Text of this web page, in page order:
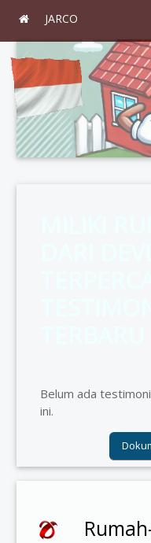
JARCO
Belum ada
ini.